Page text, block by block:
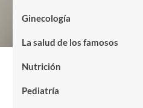
Ginecología
La salud de los famosos
Nutrición
Pediatría